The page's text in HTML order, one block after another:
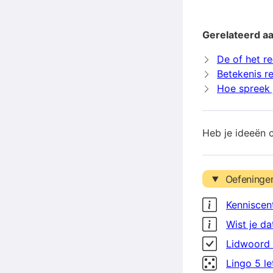
Gerelateerd
De of het
Betekenis
Hoe
Heb je ideeën
Wist je
Lidwoord
Lingo 5